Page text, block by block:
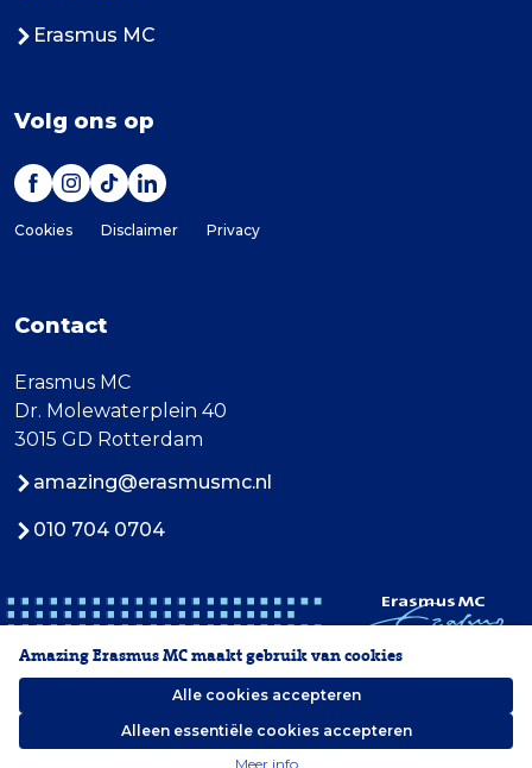
Erasmus MC
Volg ons op
Cookies Disclaimer Privacy
Contact
Erasmus MC
Dr. Molewaterplein 40
3015 GD Rotterdam
amazing@erasmusmc.nl
010 704 0704
2026 Erasmus MC
Amazing Erasmus MC maakt gebruik van cookies
Alle cookies accepteren
Alleen essentiële cookies accepteren
Meer info